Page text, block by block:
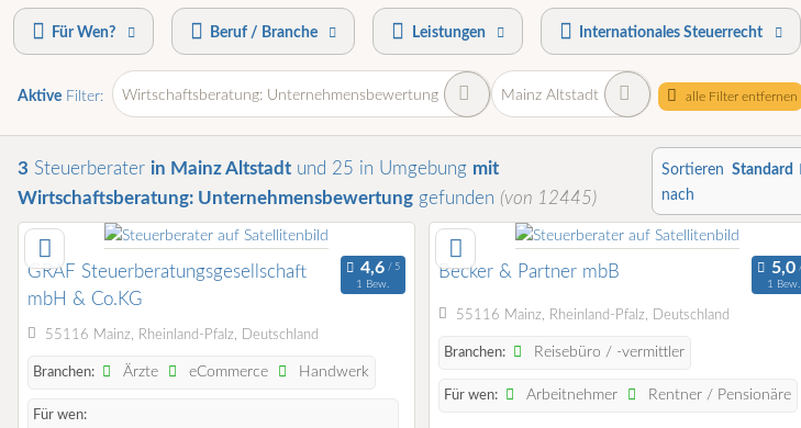
Für Wen? Beruf / Branche Leistungen Internationales Steuerrecht
Aktive Filter: Wirtschaftsberatung: Unternehmensbewertung Mainz Altstadt alle Filter entfernen
3 Steuerberater in Mainz Altstadt und 25 in Umgebung mit
Wirtschaftsberatung: Unternehmensbewertung gefunden (von 12445)
Sortieren
nach
Standard
GRAF Steuerberatungsgesellschaft
mbH & Co.KG
1 Bew.
55116 Mainz, Rheinland-Pfalz, Deutschland
Branchen: Ärzte eCommerce Handwerk
Für wen:
Becker & Partner mbB
1 Bew.
55116 Mainz, Rheinland-Pfalz, Deutschland
Branchen: Reisebüro / -vermittler
Für wen: Arbeitnehmer Rentner / Pensionäre